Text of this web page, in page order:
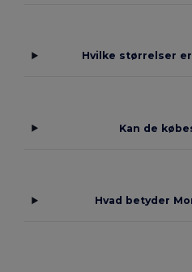
Hvilke størrelser
Kan de
Hvad betyder